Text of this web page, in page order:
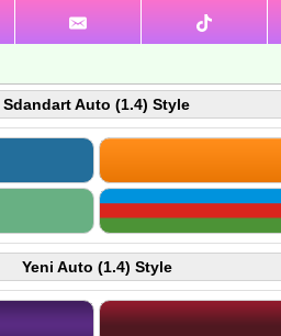
Sdandart Auto (1.4) Style
Yeni Auto (1.4) Style